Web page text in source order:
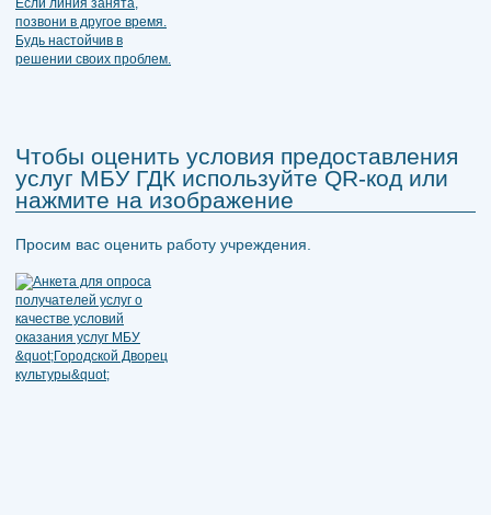
Чтобы оценить условия предоставления
услуг МБУ ГДК используйте QR-код или
нажмите на изображение
Просим вас оценить работу учреждения.